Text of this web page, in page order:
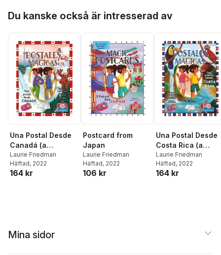
Du kanske också är intresserad av
Una Postal Desde
Canadá (a
Postcard from
Canada)
Laurie Friedman
Häftad, 2022
164 kr
Postcard from
Japan
Laurie Friedman
Häftad, 2022
106 kr
Una Postal Desde
Costa Rica (a
Postcard from
Costa Rica)
Laurie Friedman
Häftad, 2022
164 kr
Mina sidor